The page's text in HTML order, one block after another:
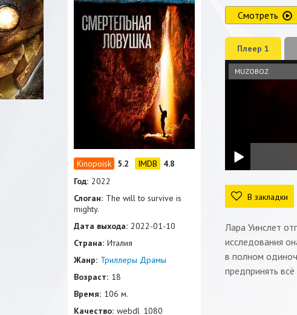
Смотреть
Плеер 1
MUZOBOZ
В закладки
Лара Уинслет
исследования
в полном
предпринять
5.2
4.8
Год: 2022
Слоган: The will to survive is
mighty.
Дата выхода: 2022-01-10
Страна: Италия
Жанр: Триллеры Драмы
Возраст: 18
Время: 106 м.
Качество: webdl_1080